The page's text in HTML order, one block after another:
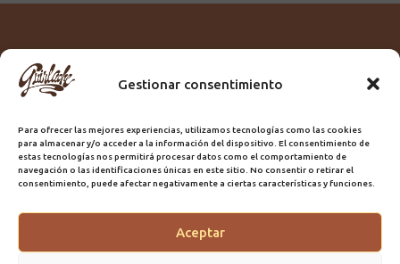
Gestionar consentimiento
Para ofrecer las mejores experiencias, utilizamos tecnologías como las cookies
para almacenar y/o acceder a la información del dispositivo. El consentimiento de
estas tecnologías nos permitirá procesar datos como el comportamiento de
navegación o las identificaciones únicas en este sitio. No consentir o retirar el
consentimiento, puede afectar negativamente a ciertas características y funciones.
Aceptar
Titular:
ROME GUIRLACHE SL.
Domicilio:Calle Triana, 68
Ciudad:Las Palmas de Gran Canaria
Registro Sanitario:GC/20/PH/7192